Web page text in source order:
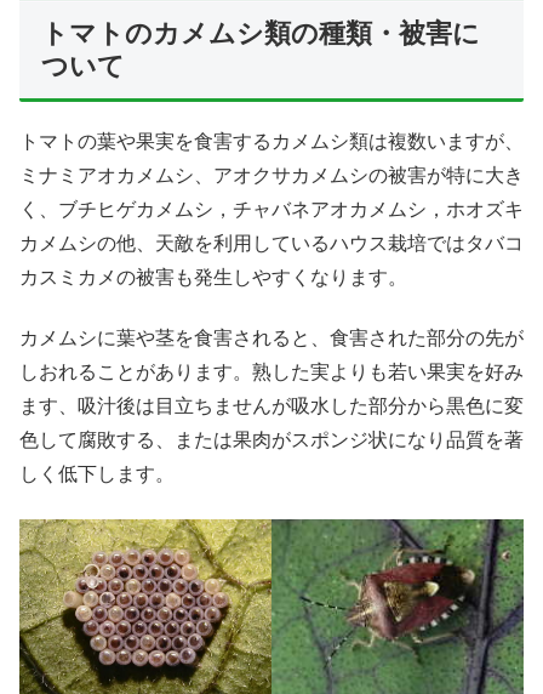
トマトのカメムシ類の種類・被害に
ついて
トマトの葉や果実を食害するカメムシ類は複数いますが、
ミナミアオカメムシ、アオクサカメムシの被害が特に大き
く、ブチヒゲカメムシ，チャバネアオカメムシ，ホオズキ
カメムシの他、天敵を利用しているハウス栽培ではタバコ
カスミカメの被害も発生しやすくなります。
カメムシに葉や茎を食害されると、食害された部分の先が
しおれることがあります。熟した実よりも若い果実を好み
ます、吸汁後は目立ちませんが吸水した部分から黒色に変
色して腐敗する、または果肉がスポンジ状になり品質を著
しく低下します。